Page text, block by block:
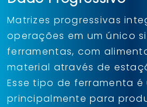
Matrizes progressivas
operações em um único
ferramentas, com
material através de
Esse tipo de ferramenta
principalmente para